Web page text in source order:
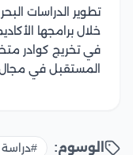
تطوير الدراسات
خلال برامجها
في تخريج كوادر
المستقبل في مجال
الوسوم: